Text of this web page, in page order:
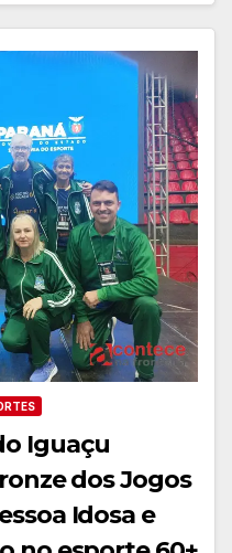
Iguaçu
dos Jogos
Idosa e